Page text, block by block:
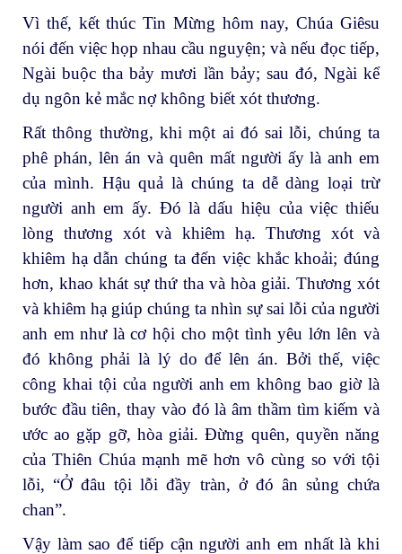
Vì thế, kết thúc Tin Mừng hôm nay, Chúa Giêsu
nói đến việc họp nhau cầu nguyện; và nếu đọc tiếp,
Ngài buộc tha bảy mươi lần bảy; sau đó, Ngài kể
dụ ngôn kẻ mắc nợ không biết xót thương.
Rất thông thường, khi một ai đó sai lỗi, chúng ta
phê phán, lên án và quên mất người ấy là anh em
của mình. Hậu quả là chúng ta dễ dàng loại trừ
người anh em ấy. Đó là dấu hiệu của việc thiếu
lòng thương xót và khiêm hạ. Thương xót và
khiêm hạ dẫn chúng ta đến việc khắc khoải; đúng
hơn, khao khát sự thứ tha và hòa giải. Thương xót
và khiêm hạ giúp chúng ta nhìn sự sai lỗi của người
anh em như là cơ hội cho một tình yêu lớn lên và
đó không phải là lý do để lên án. Bởi thế, việc
công khai tội của người anh em không bao giờ là
bước đầu tiên, thay vào đó là âm thầm tìm kiếm và
ước ao gặp gỡ, hòa giải. Đừng quên, quyền năng
của Thiên Chúa mạnh mẽ hơn vô cùng so với tội
lỗi, “Ở đâu tội lỗi đầy tràn, ở đó ân sủng chứa
chan”.
Vậy làm sao để tiếp cận người anh em nhất là khi